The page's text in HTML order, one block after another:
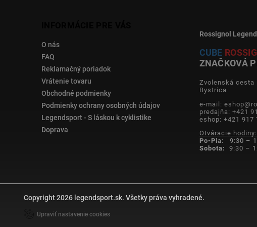
O nás
FAQ
Reklamačný poriadok
Vrátenie tovaru
Obchodné podmienky
Podmienky ochrany osobných údajov
Legendsport - S láskou k cyklistike
Doprava
Rossignol
CUBE
ZNAČKOVÁ
Zvolenská cesta
Bystrica
e-mail:
predajňa: +421
eshop: +421 917
Otváracie hodiny:
Po-Pia: 9:30 –
Sobota: 9:30 –
Copyright 2026 legendsport.sk. Všetky práva vyhradené.
Upraviť nastavenie cookies